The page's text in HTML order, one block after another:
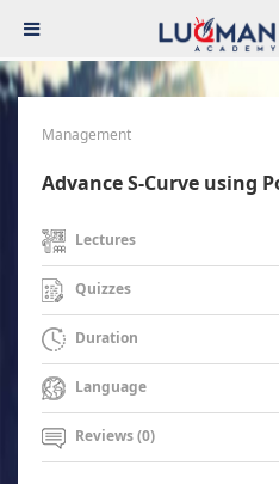
Management
Advance S-Curve using
Lectures
Quizzes
Duration
Language
Reviews (0)